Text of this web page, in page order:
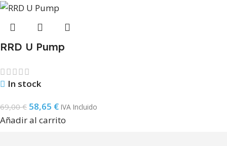
RRD U Pump
In stock
69,00€ 58,65 € IVA Incluido
Añadir al carrito